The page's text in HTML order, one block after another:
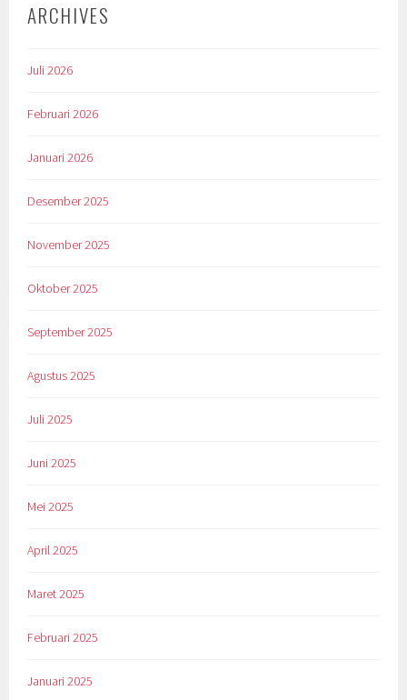
ARCHIVES
Juli 2026
Februari 2026
Januari 2026
Desember 2025
November 2025
Oktober 2025
September 2025
Agustus 2025
Juli 2025
Juni 2025
Mei 2025
April 2025
Maret 2025
Februari 2025
Januari 2025